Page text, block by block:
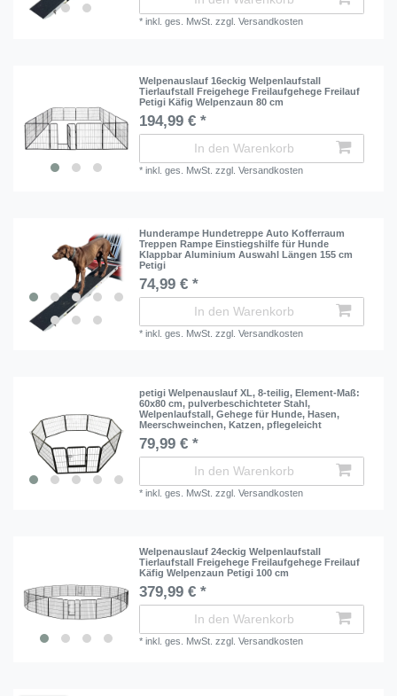
*inkl. ges. MwSt. zzgl.Versandkosten
Welpenauslauf 16eckig Welpenlaufstall
Tierlaufstall Freigehege Freilaufgehege Freilauf
Petigi Käfig Welpenzaun 80 cm
194,99 € *
In den Warenkorb
*inkl. ges. MwSt. zzgl.Versandkosten
Hunderampe Hundetreppe Auto Kofferraum
Treppen Rampe Einstiegshilfe für Hunde
Klappbar Aluminium Auswahl Längen 155 cm
Petigi
74,99 € *
In den Warenkorb
*inkl. ges. MwSt. zzgl.Versandkosten
petigi Welpenauslauf XL, 8-teilig, Element-Maß:
60x80 cm, pulverbeschichteter Stahl,
Welpenlaufstall, Gehege für Hunde, Hasen,
Meerschweinchen, Katzen, pflegeleicht
79,99 € *
In den Warenkorb
*inkl. ges. MwSt. zzgl.Versandkosten
Welpenauslauf 24eckig Welpenlaufstall
Tierlaufstall Freigehege Freilaufgehege Freilauf
Käfig Welpenzaun Petigi 100 cm
379,99 € *
In den Warenkorb
*inkl. ges. MwSt. zzgl.Versandkosten